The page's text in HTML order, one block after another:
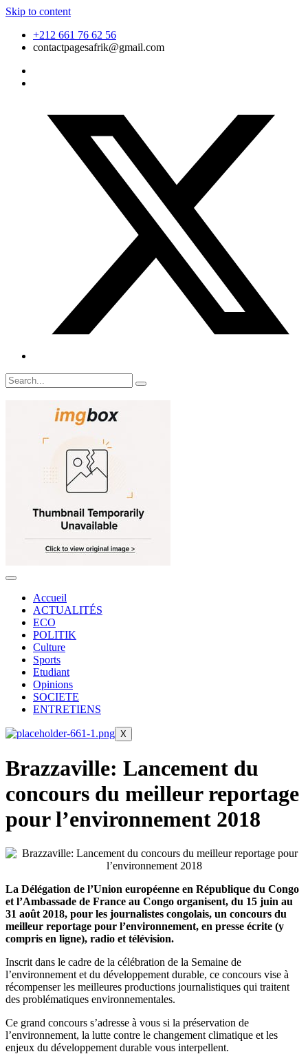
Skip to content
+212 661 76 62 56
contactpagesafrik@gmail.com
Accueil
ACTUALITÉS
ECO
POLITIK
Culture
Sports
Etudiant
Opinions
SOCIETE
ENTRETIENS
X
Brazzaville: Lancement du
concours du meilleur reportage
pour l’environnement 2018
La Délégation de l’Union européenne en République du Congo
et l’Ambassade de France au Congo organisent, du 15 juin au
31 août 2018, pour les journalistes congolais, un concours du
meilleur reportage pour l’environnement, en presse écrite (y
compris en ligne), radio et télévision.
Inscrit dans le cadre de la célébration de la Semaine de
l’environnement et du développement durable, ce concours vise à
récompenser les meilleures productions journalistiques qui traitent
des problématiques environnementales.
Ce grand concours s’adresse à vous si la préservation de
l’environnement, la lutte contre le changement climatique et les
enjeux du développement durable vous interpellent.